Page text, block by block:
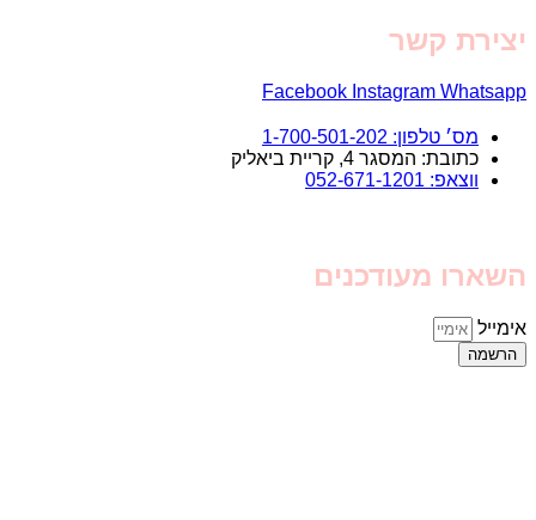
יצירת קשר
Facebook Instagram Whatsapp
מס׳ טלפון: 1-700-501-202
כתובת: המסגר 4, קריית ביאליק
ווצאפ: 052-671-1201
השארו מעודכנים
אימייל
הרשמה